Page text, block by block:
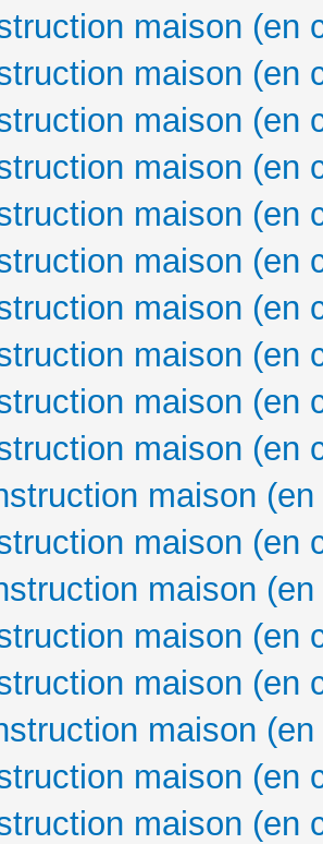
maison (en
maison (en
maison (en
maison (en
maison (en
maison (en
maison (en
maison (en
maison (en
maison (en
maison
maison (en
maison
maison (en
maison (en
maison
maison (en
maison (en